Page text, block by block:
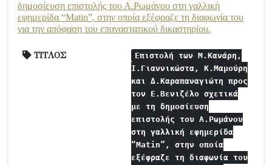
δημοσίευση επιστολής του Α.Ρωμάνου στη γαλλική
εφημερίδα “Matin”, στην οποία εξέφραζε τη διαφωνία του
για την απόφαση του επαναστατικού δικαστηρίου.
ΤΙΤΛΟΣ
Επιστολή των Μ.Κανάρη,
Ι.Γιαννικώστα, Κ.Μαμούρη
και Δ.Καραπαναγιώτη προς
τον Ε.Βενιζέλο σχετικά
με τη δημοσίευση
επιστολής του Α.Ρωμάνου
στη γαλλική εφημερίδα
“Matin”, στην οποία
εξέφραζε τη διαφωνία του